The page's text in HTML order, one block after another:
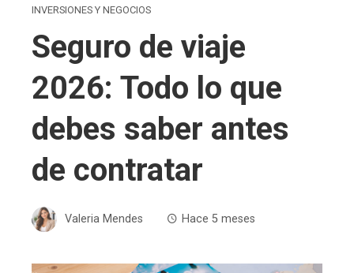
INVERSIONES Y NEGOCIOS
Seguro de viaje
2026: Todo lo que
debes saber antes
de contratar
Valeria Mendes Hace 5 meses